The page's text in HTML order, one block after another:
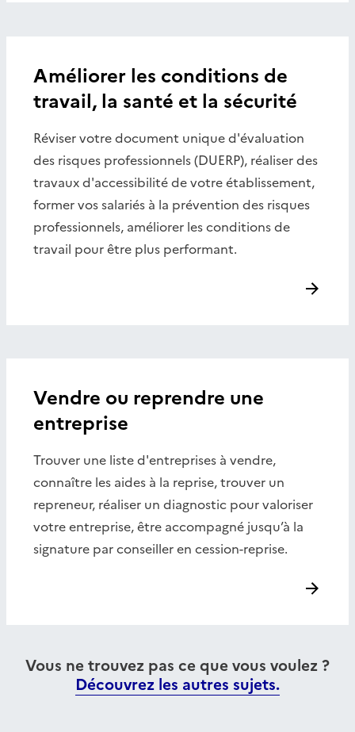
Améliorer les conditions de
travail, la santé et la sécurité
Réviser votre document unique d'évaluation
des risques professionnels (DUERP), réaliser des
travaux d'accessibilité de votre établissement,
former vos salariés à la prévention des risques
professionnels, améliorer les conditions de
travail pour être plus performant.
Vendre ou reprendre une
entreprise
Trouver une liste d'entreprises à vendre,
connaître les aides à la reprise, trouver un
repreneur, réaliser un diagnostic pour valoriser
votre entreprise, être accompagné jusqu’à la
signature par conseiller en cession-reprise.
Vous ne trouvez pas ce que vous voulez ?
Découvrez les autres sujets.